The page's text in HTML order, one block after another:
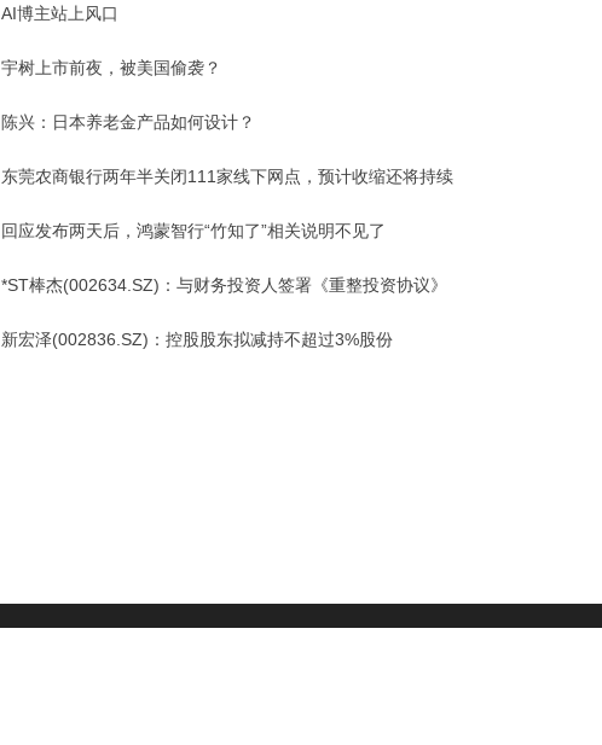
AI博主站上风口
宇树上市前夜，被美国偷袭？
陈兴：日本养老金产品如何设计？
东莞农商银行两年半关闭111家线下网点，预计收缩还将持续
回应发布两天后，鸿蒙智行“竹知了”相关说明不见了
*ST棒杰(002634.SZ)：与财务投资人签署《重整投资协议》
新宏泽(002836.SZ)：控股股东拟减持不超过3%股份